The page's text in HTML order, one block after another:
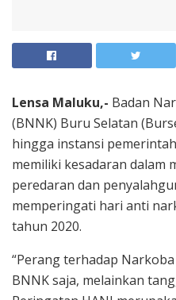
Lensa Maluku,- Badan
(BNNK) Buru Selatan
hingga instansi
memiliki kesadaran dalam
peredaran dan
memperingati hari anti
tahun 2020.
“Perang terhadap
BNNK saja, melainkan